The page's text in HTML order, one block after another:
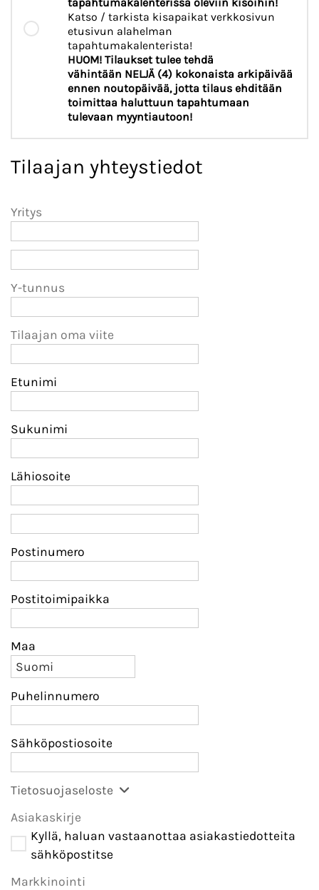
tapahtumakalenterissa oleviin kisoihin!
Katso / tarkista kisapaikat verkkosivun
etusivun alahelman
tapahtumakalenterista!
HUOM! Tilaukset tulee tehdä
vähintään NELJÄ (4) kokonaista arkipäivää
ennen noutopäivää, jotta tilaus ehditään
toimittaa haluttuun tapahtumaan
tulevaan myyntiautoon!
Tilaajan yhteystiedot
Yritys
Y-tunnus
Tilaajan oma viite
Etunimi
Sukunimi
Lähiosoite
Postinumero
Postitoimipaikka
Maa
Puhelinnumero
Sähköpostiosoite
Tietosuojaseloste
Asiakaskirje
Kyllä, haluan vastaanottaa asiakastiedotteita
sähköpostitse
Markkinointi